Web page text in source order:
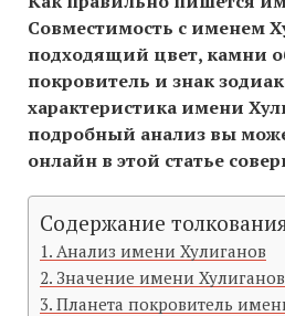
Совместимость c именем
подходящий цвет, камни
покровитель и знак
характеристика имени
подробный анализ вы
онлайн в этой статье
Содержание
Анализ имени Хулиганов
Значение имени
Планета покровитель